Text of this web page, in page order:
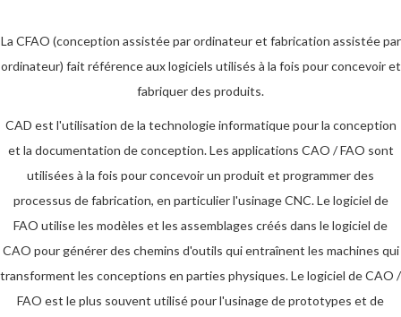
La CFAO (conception assistée par ordinateur et fabrication assistée par
ordinateur) fait référence aux logiciels utilisés à la fois pour concevoir et
fabriquer des produits.
CAD est l'utilisation de la technologie informatique pour la conception
et la documentation de conception. Les applications CAO / FAO sont
utilisées à la fois pour concevoir un produit et programmer des
processus de fabrication, en particulier l'usinage CNC. Le logiciel de
FAO utilise les modèles et les assemblages créés dans le logiciel de
CAO pour générer des chemins d'outils qui entraînent les machines qui
transforment les conceptions en parties physiques. Le logiciel de CAO /
FAO est le plus souvent utilisé pour l'usinage de prototypes et de